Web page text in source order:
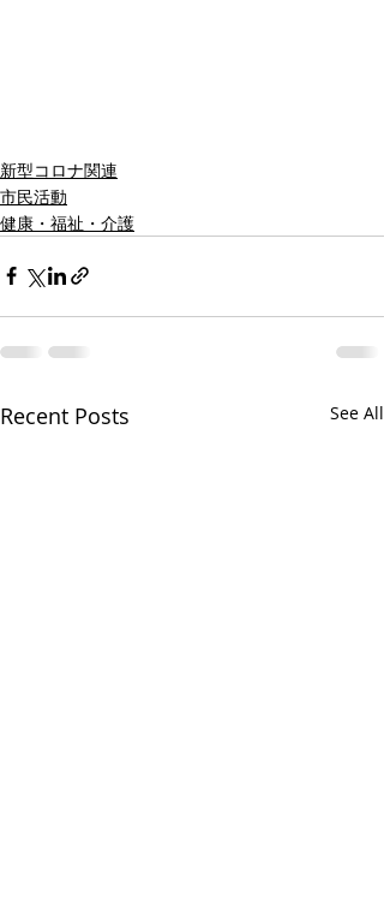
新型コロナ関連
市民活動
健康・福祉・介護
Recent Posts See All